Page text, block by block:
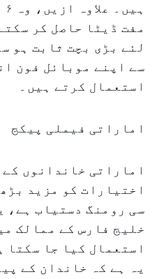
مفت ڈیٹا حاصل کر
لئے بڑی بچت ثابت ہو
سے اپنے موبائل فون
استعمال کرتے ہیں۔
اماراتی فیملی پیکج
اماراتی خاندانوں
اختیارات کو مزید
سی رومنگ دستیاب ہے،
خلیج فارس کے ممالک
استعمال کیا جا سکتا